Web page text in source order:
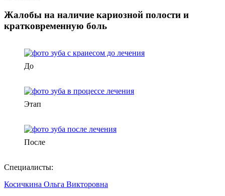
Жалобы на наличие кариозной полости и
кратковременную боль
До
Этап
После
Специалисты:
Косичкина Ольга Викторовна